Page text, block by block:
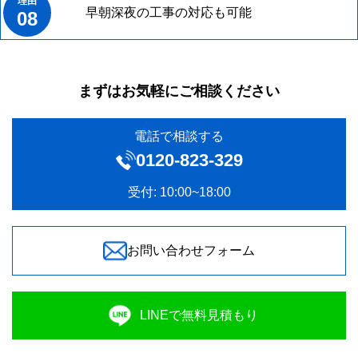
08 早朝深夜の工事の対応も可能
まずはお気軽にご相談ください
電話で相談する
0120‐823-329
受付: 10:00~18:00
お問い合わせフォーム
LINEで無料見積もり